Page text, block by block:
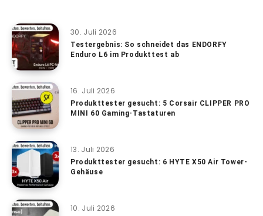
30. Juli 2026
Testergebnis: So schneidet das ENDORFY
Enduro L6 im Produkttest ab
16. Juli 2026
Produkttester gesucht: 5 Corsair CLIPPER PRO
MINI 60 Gaming-Tastaturen
13. Juli 2026
Produkttester gesucht: 6 HYTE X50 Air Tower-
Gehäuse
10. Juli 2026